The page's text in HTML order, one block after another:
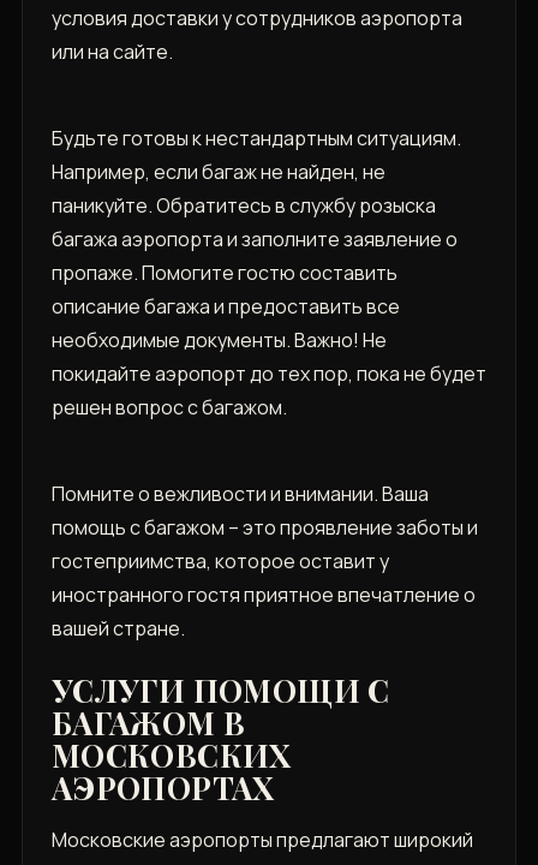
условия доставки у сотрудников аэропорта
или на сайте.
Будьте готовы к нестандартным ситуациям.
Например, если багаж не найден, не
паникуйте. Обратитесь в службу розыска
багажа аэропорта и заполните заявление о
пропаже. Помогите гостю составить
описание багажа и предоставить все
необходимые документы. Важно! Не
покидайте аэропорт до тех пор, пока не будет
решен вопрос с багажом.
Помните о вежливости и внимании. Ваша
помощь с багажом – это проявление заботы и
гостеприимства, которое оставит у
иностранного гостя приятное впечатление о
вашей стране.
УСЛУГИ ПОМОЩИ С
БАГАЖОМ В
МОСКОВСКИХ
АЭРОПОРТАХ
Московские аэропорты предлагают широкий